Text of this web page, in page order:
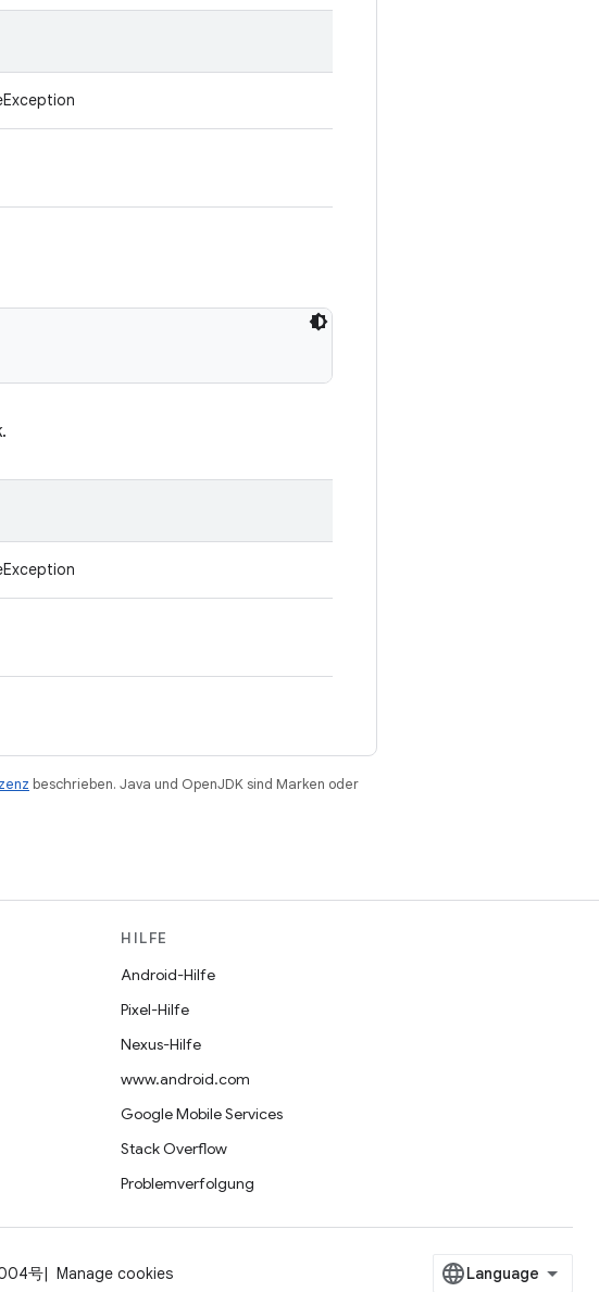
beschrieben. Java und OpenJDK sind Marken oder
HILFE
Android-Hilfe
Pixel-Hilfe
Nexus-Hilfe
www.android.com
Google Mobile Services
Stack Overflow
Problemverfolgung
号 Manage cookies